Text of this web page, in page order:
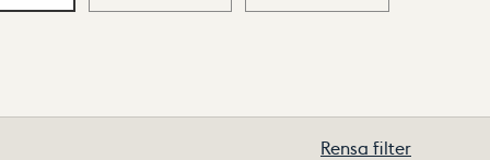
Rensa filter